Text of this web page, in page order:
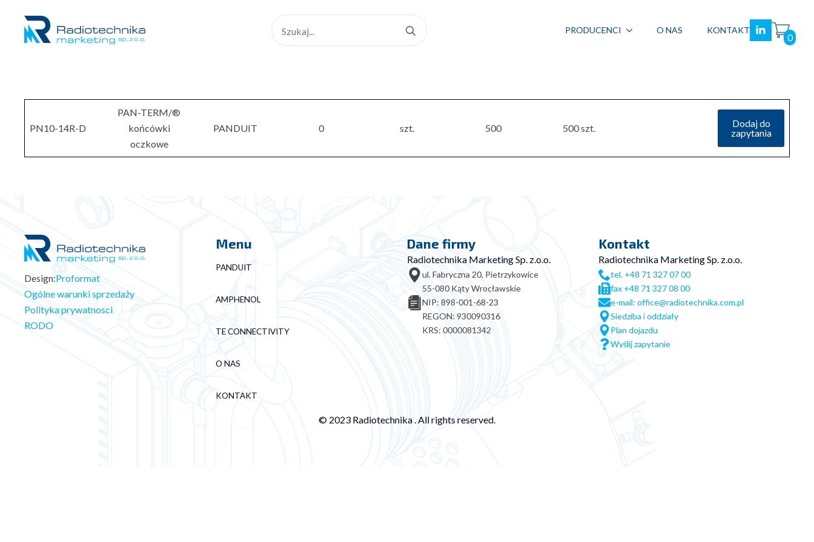
for:
PRODUCENCI O NAS KONTAKT
0
PN10-14R-D
PAN-TERM/®
końcówki
oczkowe
PANDUIT 0 szt. 500 500 szt.
Dodaj do
zapytania
Design:Proformat
Ogólne warunki sprzedaży
Polityka prywatnosci
RODO
Menu
PANDUIT
AMPHENOL
TE CONNECTIVITY
O NAS
KONTAKT
Dane firmy
Radiotechnika Marketing Sp. z.o.o.
ul. Fabryczna 20, Pietrzykowice
55-080 Kąty Wrocławskie
NIP: 898-001-68-23
REGON: 930090316
KRS: 0000081342
Kontakt
Radiotechnika Marketing Sp. z.o.o.
tel. +48 71 327 07 00
fax +48 71 327 08 00
e-mail: office@radiotechnika.com.pl
Siedziba i oddziały
Plan dojazdu
Wyślij zapytanie
© 2023 Radiotechnika . All rights reserved.